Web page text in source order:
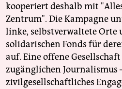
kooperiert deshalb mit
Zentrum". Die Kampagne
linke, selbstverwaltete Orte
solidarischen Fonds für
auf. Eine offene
zugänglichen Journalismus
zivilgesellschaftliches